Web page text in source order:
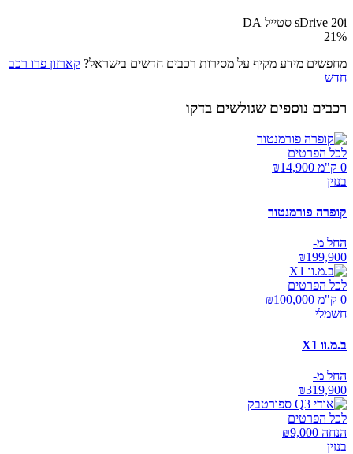
sDrive 20i סטייל DA
21%
מחפשים מידע מקיף על מסירות רכבים חדשים בישראל? קארזון פרו רכב
חדש
רכבים נוספים שגולשים בדקו
לכל הפרטים
0 ק"מ ₪
14,900
בנזין
קופרה פורמנטור
החל מ-
₪199,900
לכל הפרטים
0 ק"מ ₪
100,000
חשמלי
ב.מ.וו X1
החל מ-
₪319,900
לכל הפרטים
הנחה ₪ 9,000
בנזין